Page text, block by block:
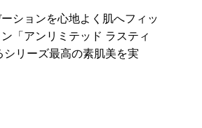
ションを心地よく肌へフィッ
「アンリミテッド ラスティ
リーズ最高の素肌美を実